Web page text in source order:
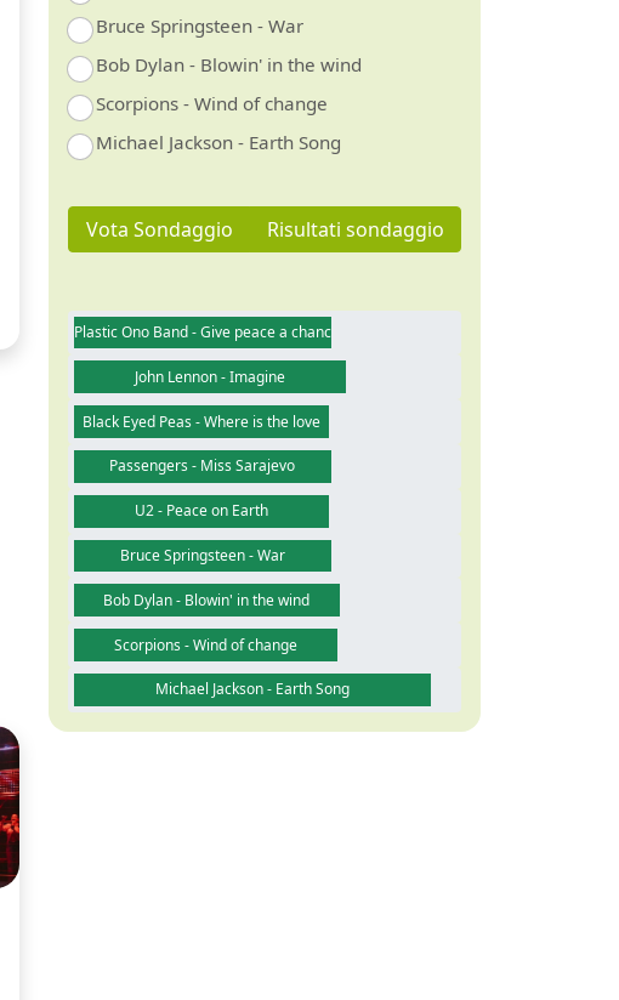
Bruce Springsteen - War
Bob Dylan - Blowin' in the wind
Scorpions - Wind of change
Michael Jackson - Earth Song
Vota Sondaggio Risultati sondaggio
Plastic Ono Band - Give peace a chance
John Lennon - Imagine
Black Eyed Peas - Where is the love
Passengers - Miss Sarajevo
U2 - Peace on Earth
Bruce Springsteen - War
Bob Dylan - Blowin' in the wind
Scorpions - Wind of change
Michael Jackson - Earth Song